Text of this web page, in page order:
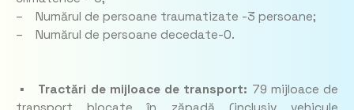
– Numărul de persoane traumatizate -3 persoane;
– Numărul de persoane decedate-0.
▪ Tractări de mijloace de transport: 79 mijloace de